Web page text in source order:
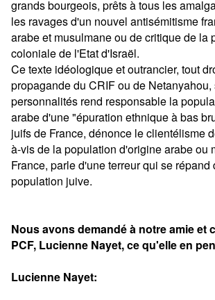
grands bourgeois, prêts à tous les
les ravages d'un nouvel antisémitisme
arabe et musulmane ou de critique de la
coloniale de l'Etat d'Israël.
Ce texte idéologique et outrancier, tout
propagande du CRIF ou de
personnalités rend responsable la
arabe d'une "épuration ethnique à bas
juifs de France, dénonce le clientélisme
à-vis de la population d'origine arabe ou
France, parle d'une terreur qui se répand
population juive.
Nous avons demandé à notre amie et
PCF, Lucienne Nayet, ce qu'elle en
Lucienne Nayet: